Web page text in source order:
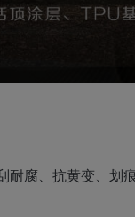
腐、抗黄变、划